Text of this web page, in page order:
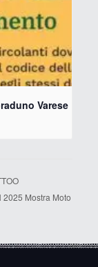
Varese
2025 Mostra Moto